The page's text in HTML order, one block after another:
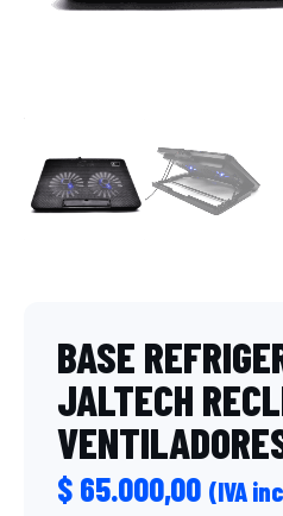
BASE
JALTECH
$ 65.000,00 (IVA